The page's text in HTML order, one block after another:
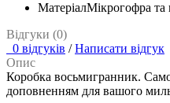
МатеріалМікрогофра та
Відгуки (0)
0 відгуків / Написати відгук
Опис
Коробка восьмигранник.
доповненням для вашого